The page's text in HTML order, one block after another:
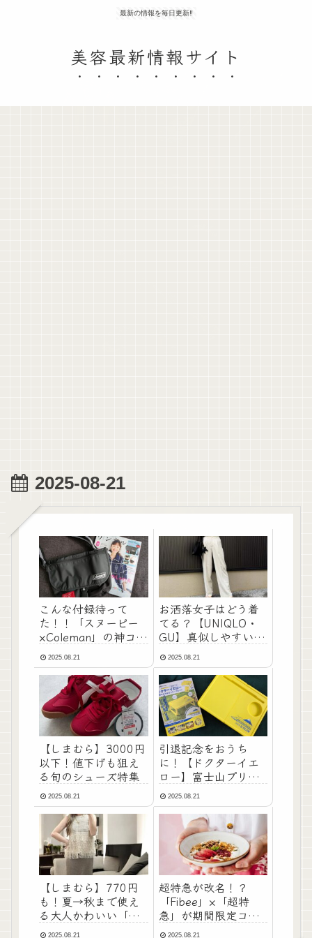
最新の情報を毎日更新‼
美容最新情報サイト
2025-08-21
こんな付録待って
た！！「スヌーピー
×Coleman」の神コラ
ボが実現！
2025.08.21
お洒落女子はどう着
てる？【UNIQLO・
GU】真似しやすい洗
練モノトーンコーデ
のコツ
2025.08.21
【しまむら】3000円
以下！値下げも狙え
る旬のシューズ特集
2025.08.21
引退記念をおうち
に！【ドクターイエ
ロー】富士山プリン
ト付き折りたたみテ
ーブルが便利すぎる
♡
2025.08.21
【しまむら】770円
も！夏→秋まで使え
る大人かわいい「ベ
スト・ビスチェ」を
2025.08.21
超特急が改名！？
「Fibee」×「超特
急」が期間限定コラ
ボ2025.08.21